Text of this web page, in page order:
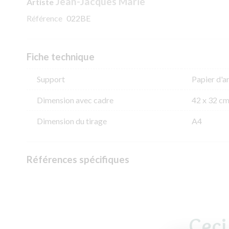
Référence 022BE
Fiche technique
Support Papier
Dimension avec cadre 42 x 32 cm
Dimension du tirage A4
Références spécifiques